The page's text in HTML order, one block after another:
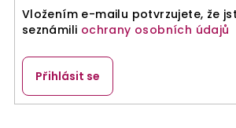
Vložením e-mailu potvrzujete, že
seznámili ochrany osobních údajů
Přihlásit se